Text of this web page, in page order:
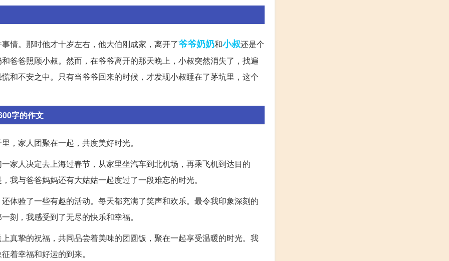
情。那时他才十岁左右，他大伯刚成家，离开了爷爷奶奶和小叔还是个
爸爸照顾小叔。然而，在爷爷离开的那天晚上，小叔突然消失了，找遍
和不安之中。只有当爷爷回来的时候，才发现小叔睡在了茅坑里，这个
字的作文
，家人团聚在一起，共度美好时光。
家人决定去上海过春节，从家里坐汽车到北机场，再乘飞机到达目的
我与爸爸妈妈还有大姑姑一起度过了一段难忘的时光。
体验了一些有趣的活动。每天都充满了笑声和欢乐。最令我印象深刻的
刻，我感受到了无尽的快乐和幸福。
真挚的祝福，共同品尝着美味的团圆饭，聚在一起享受温暖的时光。我
着幸福和好运的到来。